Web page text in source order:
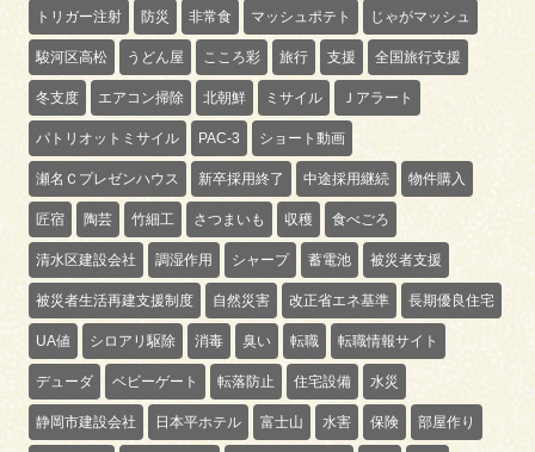
トリガー注射 防災 非常食 マッシュポテト じゃがマッシュ
駿河区高松 うどん屋 こころ彩 旅行 支援 全国旅行支援
冬支度 エアコン掃除 北朝鮮 ミサイル Ｊアラート
パトリオットミサイル PAC-3 ショート動画
瀬名Ｃプレゼンハウス 新卒採用終了 中途採用継続 物件購入
匠宿 陶芸 竹細工 さつまいも 収穫 食べごろ
清水区建設会社 調湿作用 シャープ 蓄電池 被災者支援
被災者生活再建支援制度 自然災害 改正省エネ基準 長期優良住宅
UA値 シロアリ駆除 消毒 臭い 転職 転職情報サイト
デューダ ベビーゲート 転落防止 住宅設備 水災
静岡市建設会社 日本平ホテル 富士山 水害 保険 部屋作り